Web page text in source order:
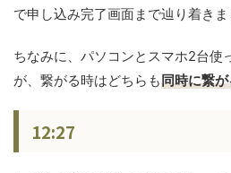
で申し込み完了画面まで辿り着きま
ちなみに、パソコンとスマホ2台使
が、繋がる時はどちらも同時に繋
12:27